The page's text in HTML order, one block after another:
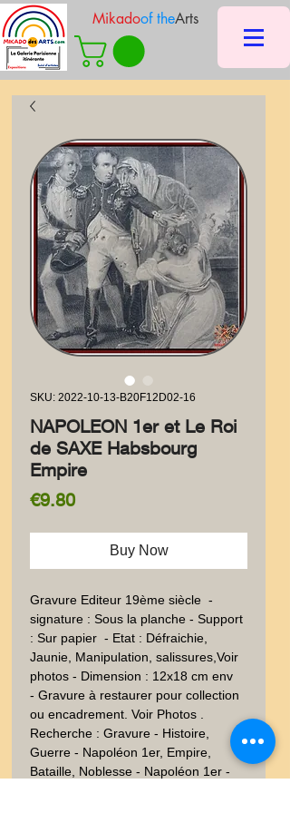
Mikadoof theArts
SKU: 2022-10-13-B20F12D02-16
NAPOLEON 1er et Le Roi
de SAXE Habsbourg
Empire
€9.80Price
Buy Now
Gravure Editeur 19ème siècle  -
signature : Sous la planche - Support
: Sur papier  - Etat : Défraichie,
Jaunie, Manipulation, salissures,Voir
photos - Dimension : 12x18 cm env
- Gravure à restaurer pour collection
ou encadrement. Voir Photos .
Recherche : Gravure - Histoire,
Guerre - Napoléon 1er, Empire,
Bataille, Noblesse - Napoléon 1er -